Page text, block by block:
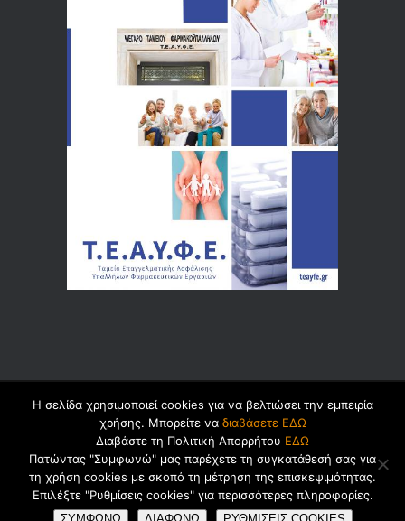
© 2026 byDualsoft
Πολιτική Ασφαλείας Προσωπικών
Δεδομένων
Cookies Όροι Χρήσης
Η σελίδα χρησιμοποιεί cookies για να βελτιώσει την εμπειρία
χρήσης. Μπορείτε να διαβάσετε ΕΔΩ
Διαβάστε τη Πολιτική Απορρήτου ΕΔΩ
Πατώντας "Συμφωνώ" μας παρέχετε τη συγκατάθεσή σας για
τη χρήση cookies με σκοπό τη μέτρηση της επισκεψιμότητας.
Επιλέξτε "Ρυθμίσεις cookies" για περισσότερες πληροφορίες.